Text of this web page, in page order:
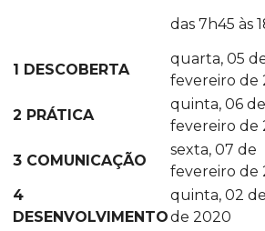
das 7h45 às
1 DESCOBERTA
quarta, 05
fevereiro de
2 PRÁTICA
quinta, 06 de
fevereiro de
3 COMUNICAÇÃO
sexta, 07 de
fevereiro de
4
DESENVOLVIMENTO
quinta, 02
de 2020